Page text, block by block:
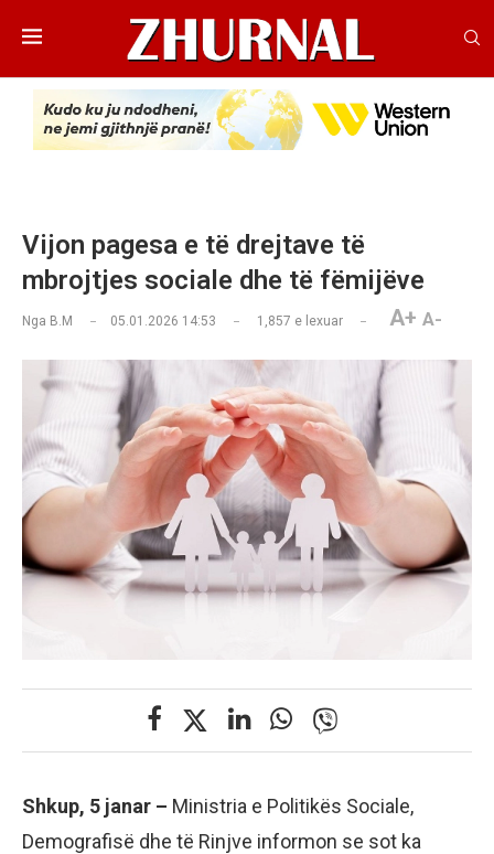
Vijon pagesa e të drejtave të
mbrojtjes sociale dhe të fëmijëve
Nga B.M 05.01.2026 14:53 1,857 e lexuar A+ A-
Shkup, 5 janar – Ministria e Politikës Sociale,
Demografisë dhe të Rinjve informon se sot ka